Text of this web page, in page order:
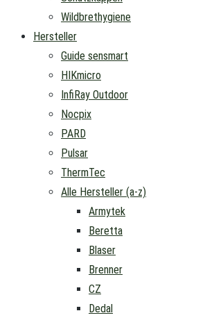
Wildbrethygiene
Hersteller
Guide sensmart
HIKmicro
InfiRay Outdoor
Nocpix
PARD
Pulsar
ThermTec
Alle Hersteller (a-z)
Armytek
Beretta
Blaser
Brenner
CZ
Dedal